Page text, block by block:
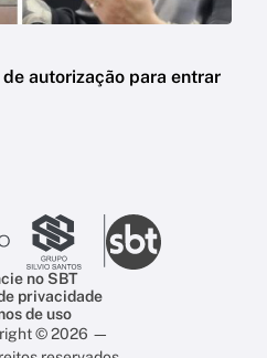
autorização para entrar
no SBT
privacidade
de uso
© 2026 —